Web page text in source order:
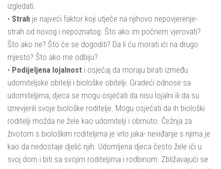
izgledati.
• Strah je najveći faktor koji utječe na njihovo nepovjerenje-
strah od novog i nepoznatog. Što ako im počnem vjerovati?
Što ako ne? Što će se dogoditi? Da li ću morati ići na drugo
mjesto? Što ako me odbiju?
• Podijeljena lojalnost i osjećaj da moraju birati između
udomiteljske obitelji i biološke obitelji. Gradeći odnose sa
udomiteljima, djeca se mogu osjećati da nisu lojalni ili da su
iznevjerili svoje biološke roditelje. Mogu osjećati da ih biološki
roditelji možda ne žele kao udomitelji i obrnuto. Čežnja za
životom s biološkim roditeljima je vrlo jaka- neviđanje s njima je
kao da nedostaje djelić njih. Udomljena djeca često žele ići u
svoj dom i biti sa svojim roditeljima i rodbinom. Zbližavajući se